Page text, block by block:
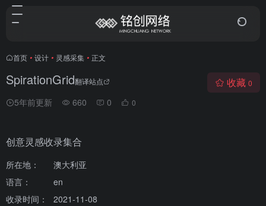
首页 • 设计 • 灵感采集 • 正文
SpirationGrid翻译站点
5年前更新 660 0 0
收藏 0
创意灵感收录集合
所在地：
澳大利亚
语言：
en
收录时间：
2021-11-08